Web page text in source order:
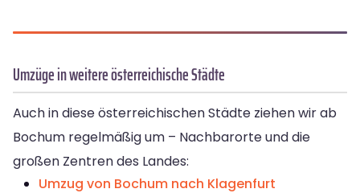
Umzüge in weitere österreichische Städte
Auch in diese österreichischen Städte ziehen wir ab
Bochum regelmäßig um – Nachbarorte und die
großen Zentren des Landes:
Umzug von Bochum nach Klagenfurt